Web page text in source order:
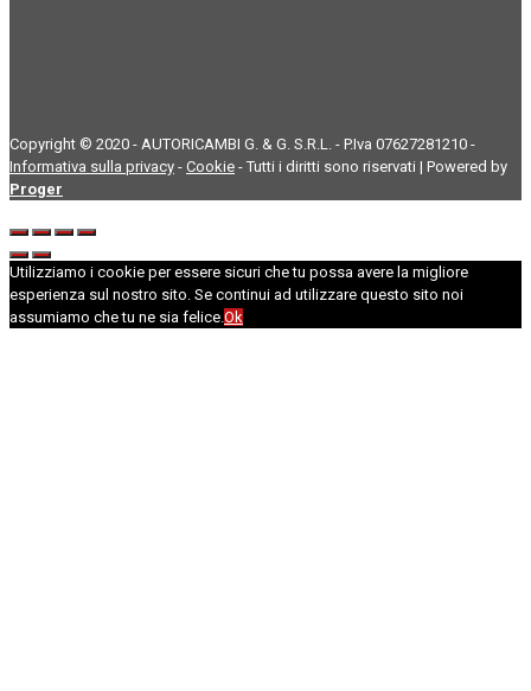
Copyright © 2020 - AUTORICAMBI G. & G. S.R.L. - P.Iva 07627281210 -
Informativa sulla privacy - Cookie - Tutti i diritti sono riservati | Powered by
Proger
Utilizziamo i cookie per essere sicuri che tu possa avere la migliore
esperienza sul nostro sito. Se continui ad utilizzare questo sito noi
assumiamo che tu ne sia felice.Ok